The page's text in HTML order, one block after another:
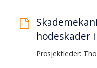
hodeskader
Prosjektleder: